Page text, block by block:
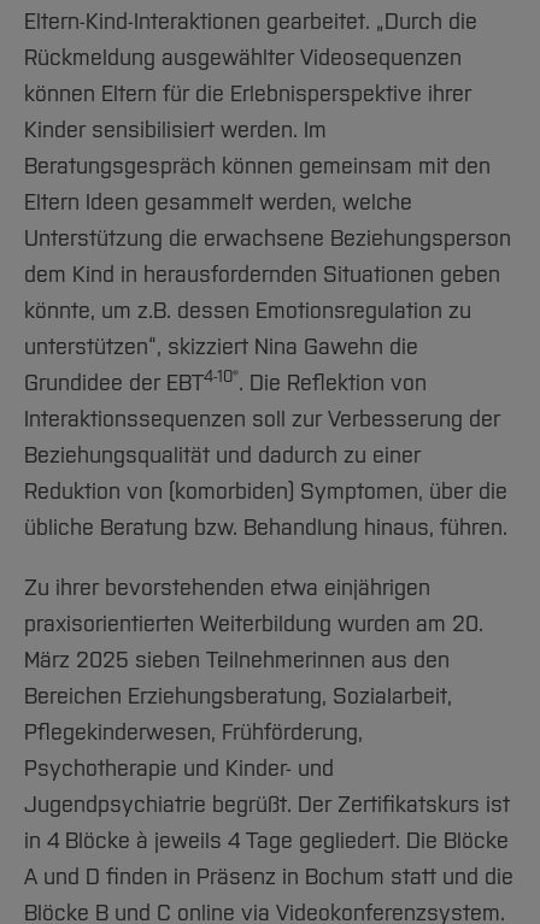
Eltern-Kind-Interaktionen gearbeitet. „Durch die
Rückmeldung ausgewählter Videosequenzen
können Eltern für die Erlebnisperspektive ihrer
Kinder sensibilisiert werden. Im
Beratungsgespräch können gemeinsam mit den
Eltern Ideen gesammelt werden, welche
Unterstützung die erwachsene Beziehungsperson
dem Kind in herausfordernden Situationen geben
könnte, um z.B. dessen Emotionsregulation zu
unterstützen“, skizziert Nina Gawehn die
Grundidee der EBT4-10®. Die Reflektion von
Interaktionssequenzen soll zur Verbesserung der
Beziehungsqualität und dadurch zu einer
Reduktion von (komorbiden) Symptomen, über die
übliche Beratung bzw. Behandlung hinaus, führen.
Zu ihrer bevorstehenden etwa einjährigen
praxisorientierten Weiterbildung wurden am 20.
März 2025 sieben Teilnehmerinnen aus den
Bereichen Erziehungsberatung, Sozialarbeit,
Pflegekinderwesen, Frühförderung,
Psychotherapie und Kinder- und
Jugendpsychiatrie begrüßt. Der Zertifikatskurs ist
in 4 Blöcke à jeweils 4 Tage gegliedert. Die Blöcke
A und D finden in Präsenz in Bochum statt und die
Blöcke B und C online via Videokonferenzsystem.